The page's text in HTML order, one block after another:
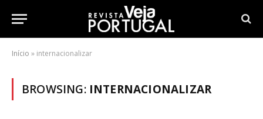
Início » internacionalizar
BROWSING: INTERNACIONALIZAR